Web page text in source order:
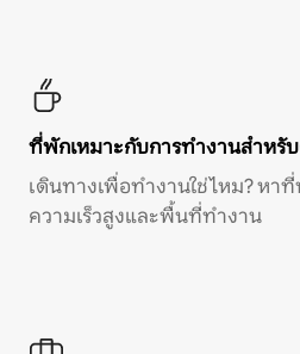
ที่พักเหมาะกับการทำงานสำหรั
เดินทางเพื่อทำงานใช่ไหม? หา
ความเร็วสูงและพื้นที่ทำงาน